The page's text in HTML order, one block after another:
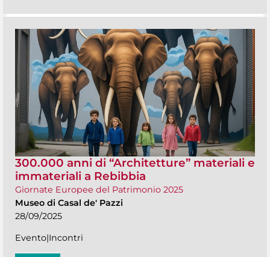
300.000 anni di “Architetture” materiali e
immateriali a Rebibbia
Giornate Europee del Patrimonio 2025
Museo di Casal de' Pazzi
28/09/2025
Evento|Incontri